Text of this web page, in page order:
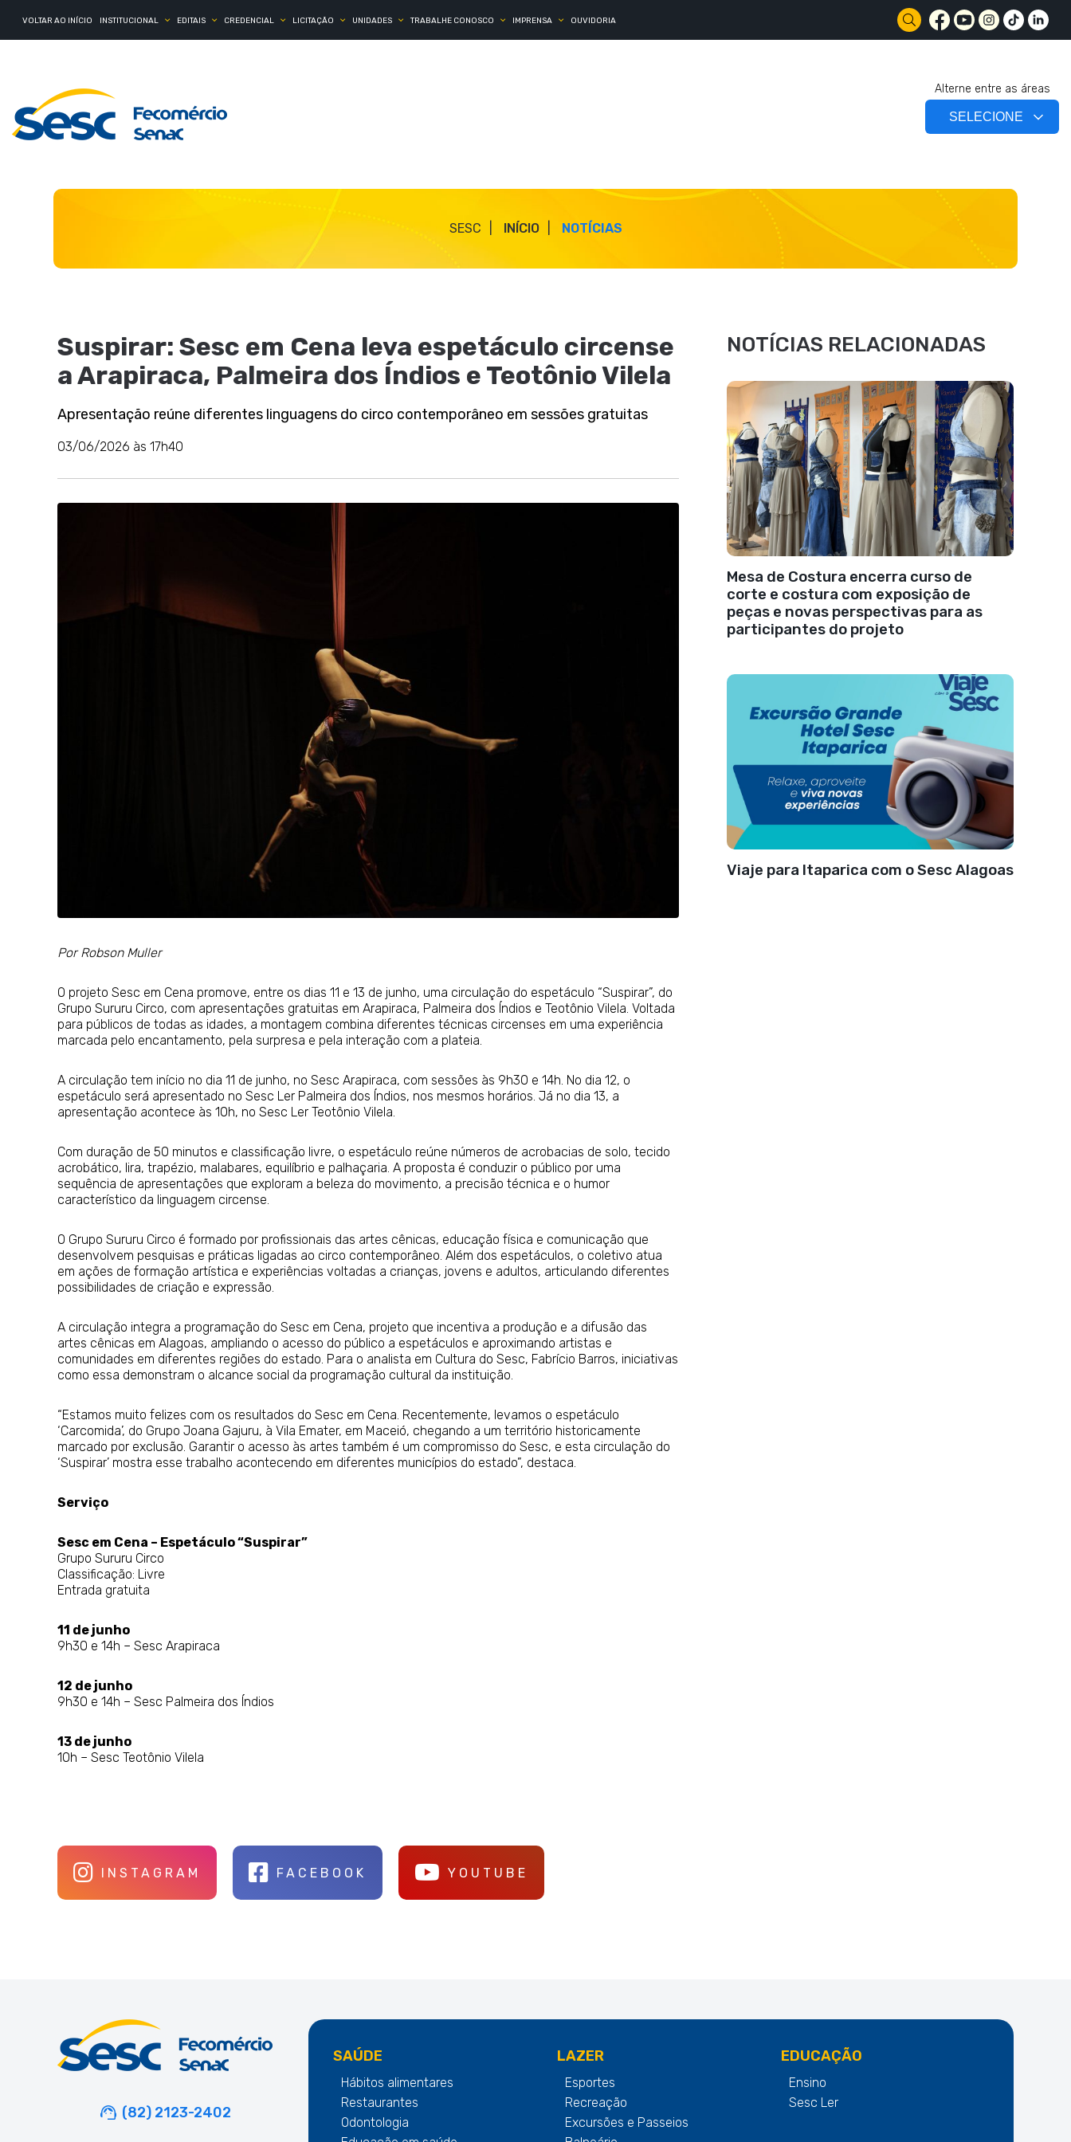
VOLTAR AO INÍCIO INSTITUCIONAL EDITAIS CREDENCIAL LICITAÇÃO UNIDADES TRABALHE CONOSCO IMPRENSA OUVIDORIA
Alterne entre as áreas
SESC INÍCIO NOTÍCIAS
Suspirar: Sesc em Cena leva espetáculo circense
a Arapiraca, Palmeira dos Índios e Teotônio Vilela
Apresentação reúne diferentes linguagens do circo contemporâneo em sessões gratuitas
03/06/2026 às 17h40
Por Robson Muller
O projeto Sesc em Cena promove, entre os dias 11 e 13 de junho, uma circulação do espetáculo “Suspirar”, do
Grupo Sururu Circo, com apresentações gratuitas em Arapiraca, Palmeira dos Índios e Teotônio Vilela. Voltada
para públicos de todas as idades, a montagem combina diferentes técnicas circenses em uma experiência
marcada pelo encantamento, pela surpresa e pela interação com a plateia.
A circulação tem início no dia 11 de junho, no Sesc Arapiraca, com sessões às 9h30 e 14h. No dia 12, o
espetáculo será apresentado no Sesc Ler Palmeira dos Índios, nos mesmos horários. Já no dia 13, a
apresentação acontece às 10h, no Sesc Ler Teotônio Vilela.
Com duração de 50 minutos e classificação livre, o espetáculo reúne números de acrobacias de solo, tecido
acrobático, lira, trapézio, malabares, equilíbrio e palhaçaria. A proposta é conduzir o público por uma
sequência de apresentações que exploram a beleza do movimento, a precisão técnica e o humor
característico da linguagem circense.
O Grupo Sururu Circo é formado por profissionais das artes cênicas, educação física e comunicação que
desenvolvem pesquisas e práticas ligadas ao circo contemporâneo. Além dos espetáculos, o coletivo atua
em ações de formação artística e experiências voltadas a crianças, jovens e adultos, articulando diferentes
possibilidades de criação e expressão.
A circulação integra a programação do Sesc em Cena, projeto que incentiva a produção e a difusão das
artes cênicas em Alagoas, ampliando o acesso do público a espetáculos e aproximando artistas e
comunidades em diferentes regiões do estado. Para o analista em Cultura do Sesc, Fabrício Barros, iniciativas
como essa demonstram o alcance social da programação cultural da instituição.
“Estamos muito felizes com os resultados do Sesc em Cena. Recentemente, levamos o espetáculo
‘Carcomida’, do Grupo Joana Gajuru, à Vila Emater, em Maceió, chegando a um território historicamente
marcado por exclusão. Garantir o acesso às artes também é um compromisso do Sesc, e esta circulação do
‘Suspirar’ mostra esse trabalho acontecendo em diferentes municípios do estado”, destaca.
Serviço
Sesc em Cena – Espetáculo “Suspirar”
Grupo Sururu Circo
Classificação: Livre
Entrada gratuita
11 de junho
9h30 e 14h – Sesc Arapiraca
12 de junho
9h30 e 14h – Sesc Palmeira dos Índios
13 de junho
10h – Sesc Teotônio Vilela
NOTÍCIAS RELACIONADAS
Mesa de Costura encerra curso de
corte e costura com exposição de
peças e novas perspectivas para as
participantes do projeto
Viaje para Itaparica com o Sesc Alagoas
INSTAGRAM FACEBOOK YOUTUBE
(82) 2123-2402
SAÚDE
Hábitos alimentares
Restaurantes
Odontologia
LAZER
Esportes
Recreação
Excursões e Passeios
EDUCAÇÃO
Ensino
Sesc Ler